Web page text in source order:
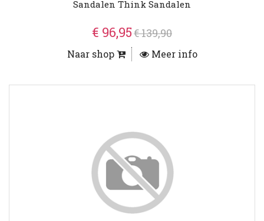
Sandalen Think Sandalen
€ 96,95€ 139,90
Naar shop Meer info